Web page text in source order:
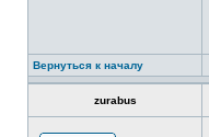
Вернуться к началу
zurabus